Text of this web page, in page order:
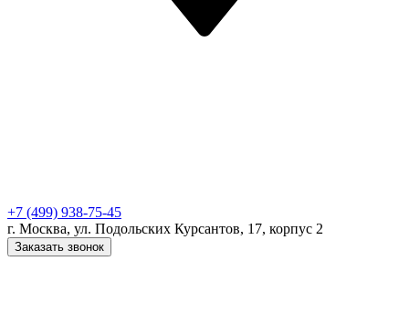
+7 (499) 938-75-45
г. Москва, ул. Подольских Курсантов, 17, корпус 2
Заказать звонок